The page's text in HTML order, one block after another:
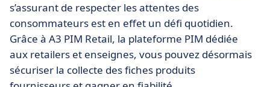
s’assurant de respecter les attentes des
consommateurs est en effet un défi quotidien.
Grâce à A3 PIM Retail, la plateforme PIM dédiée
aux retailers et enseignes, vous pouvez désormais
sécuriser la collecte des fiches produits